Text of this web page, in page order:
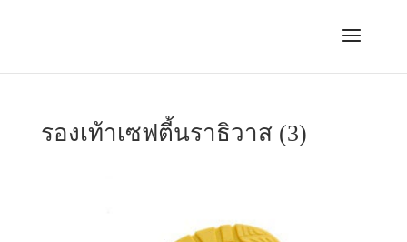
รองเท้าเซฟตี้นราธิวาส (3)